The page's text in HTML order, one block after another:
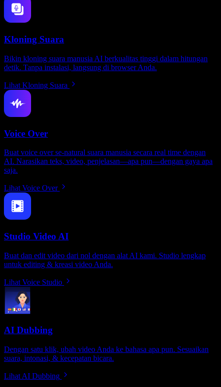
Kloning Suara
Bikin kloning suara manusia AI berkualitas tinggi dalam hitungan
detik. Tanpa instalasi, langsung di browser Anda.
Lihat Kloning Suara
Voice Over
Buat voice over se-natural suara manusia secara real time dengan
AI. Narasikan teks, video, penjelasan—apa pun—dengan gaya apa
saja.
Lihat Voice Over
Studio Video AI
Buat dan edit video dari nol dengan alat AI kami. Studio lengkap
untuk editing & kreasi video Anda.
Lihat Voice Studio
AI Dubbing
Dengan satu klik, ubah video Anda ke bahasa apa pun. Sesuaikan
suara, intonasi, & kecepatan bicara.
Lihat AI Dubbing